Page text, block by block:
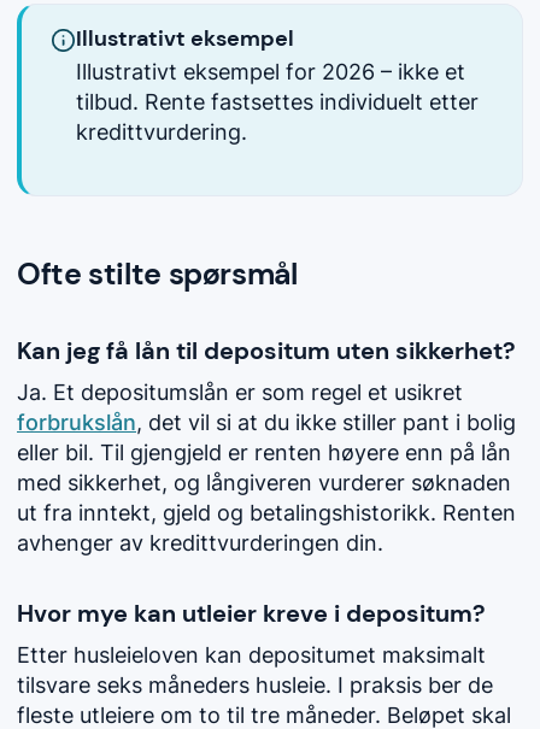
Illustrativt eksempel
Illustrativt eksempel for 2026 – ikke et
tilbud. Rente fastsettes individuelt etter
kredittvurdering.
Ofte stilte spørsmål
Kan jeg få lån til depositum uten sikkerhet?
Ja. Et depositumslån er som regel et usikret
forbrukslån, det vil si at du ikke stiller pant i bolig
eller bil. Til gjengjeld er renten høyere enn på lån
med sikkerhet, og långiveren vurderer søknaden
ut fra inntekt, gjeld og betalingshistorikk. Renten
avhenger av kredittvurderingen din.
Hvor mye kan utleier kreve i depositum?
Etter husleieloven kan depositumet maksimalt
tilsvare seks måneders husleie. I praksis ber de
fleste utleiere om to til tre måneder. Beløpet skal